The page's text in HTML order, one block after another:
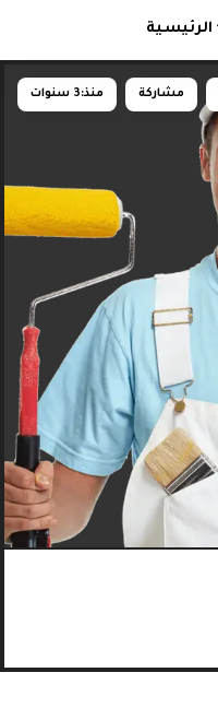
مشاركة منذ:3 سنوات
الرئيسية